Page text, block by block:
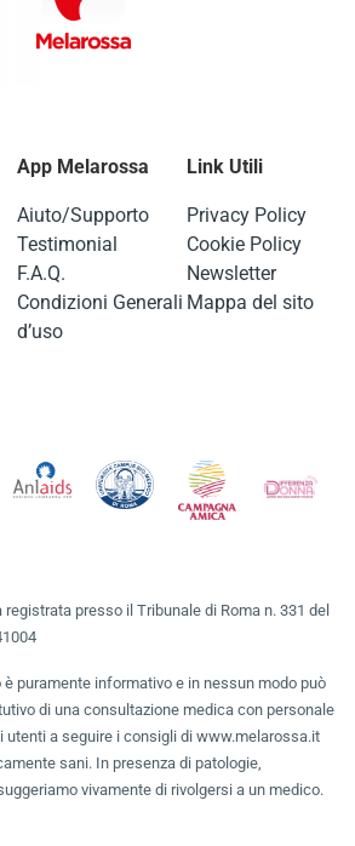
App Melarossa
Aiuto/Supporto
Testimonial
F.A.Q.
Condizioni Generali
d’uso
Link Utili
Privacy Policy
Cookie Policy
Newsletter
Mappa del sito
presso il Tribunale di Roma n. 331 del
puramente informativo e in nessun modo può
di una consultazione medica con personale
utenti a seguire i consigli di www.melarossa.it
sani. In presenza di patologie,
vivamente di rivolgersi a un medico.